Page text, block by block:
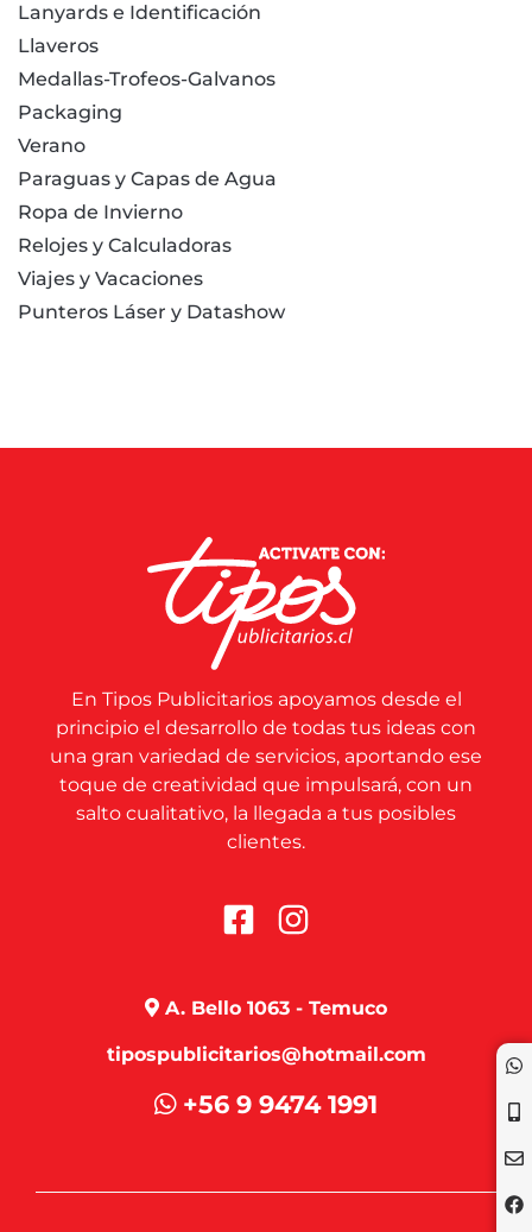
Lanyards e Identificación
Llaveros
Medallas-Trofeos-Galvanos
Packaging
Verano
Paraguas y Capas de Agua
Ropa de Invierno
Relojes y Calculadoras
Viajes y Vacaciones
Punteros Láser y Datashow
En Tipos Publicitarios apoyamos desde el
principio el desarrollo de todas tus ideas con
una gran variedad de servicios, aportando ese
toque de creatividad que impulsará, con un
salto cualitativo, la llegada a tus posibles
clientes.
A. Bello 1063 - Temuco
tipospublicitarios@hotmail.com
+56 9 9474 1991